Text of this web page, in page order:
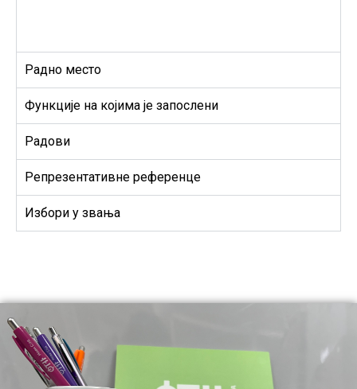
Радно место
Функције на којима је запослени
Радови
Репрезентативне референце
Избори у звања